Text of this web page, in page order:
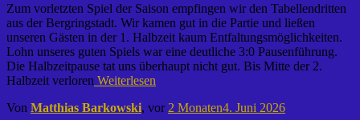
Zum vorletzten Spiel der Saison empfingen wir den Tabellendritten
aus der Bergringstadt. Wir kamen gut in die Partie und ließen
unseren Gästen in der 1. Halbzeit kaum Entfaltungsmöglichkeiten.
Lohn unseres guten Spiels war eine deutliche 3:0 Pausenführung.
Die Halbzeitpause tat uns überhaupt nicht gut. Bis Mitte der 2.
Halbzeit verloren Weiterlesen
Von Matthias Barkowski, vor 2 Monaten4. Juni 2026